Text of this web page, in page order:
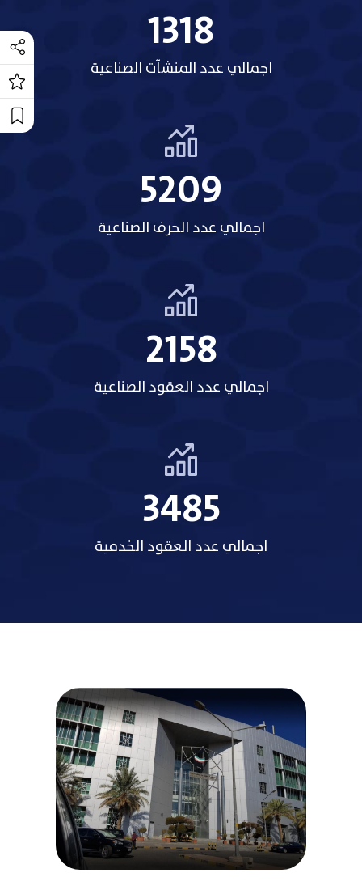
1318
اجمالي عدد المنشآت الصناعية
5209
اجمالي عدد الحرف الصناعية
2158
اجمالي عدد العقود الصناعية
3485
اجمالي عدد العقود الخدمية